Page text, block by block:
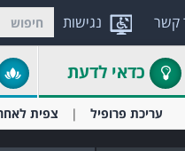
נגישות קשר
כדאי לדעת
עריכת פרופיל צפית